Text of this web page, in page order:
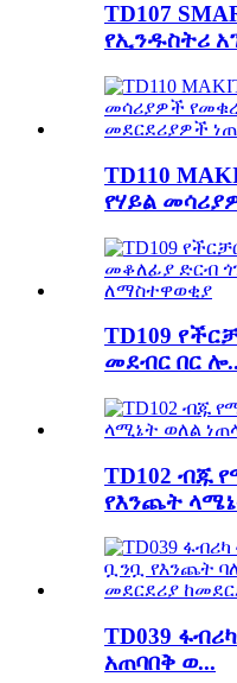
TD107
የኢንዱስትሪ
TD110
የሃይል
TD109
መደብር በር
TD102 ብጁ
የእንጨት
TD039
አጠባበቅ ወ...